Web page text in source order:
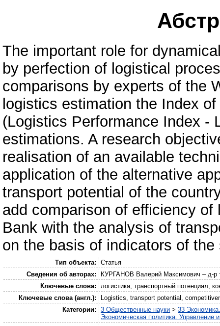
The important role for
by perfection of logistical
comparisons by experts of the
logistics estimation the Index
(Logistics Performance Index -
estimations. A research
realisation of an available
application of the alternative
transport potential of the
add comparison of efficiency
Bank with the analysis of
on the basis of indicators of
Тип объекта:
Статья
Сведения об авторах:
КУРГАНОВ Валерий Максимович – д-р
Ключевые слова:
логистика, транспортный потенциал,
Ключевые слова (англ.):
Logistics, transport potential,
Категории:
3 Общественные науки >33
Экономическая политика. Управление